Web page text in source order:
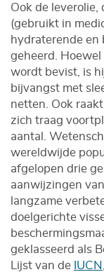
Ook de leverolie,
(gebruikt in
hydraterende en
geheerd.
wordt bevist, is
bijvangst met
netten. Ook
zich traag
aantal.
wereldwijde
afgelopen drie
aanwijzingen
langzame
doelgerichte
geklasseerd als
Lijst van de IUCN